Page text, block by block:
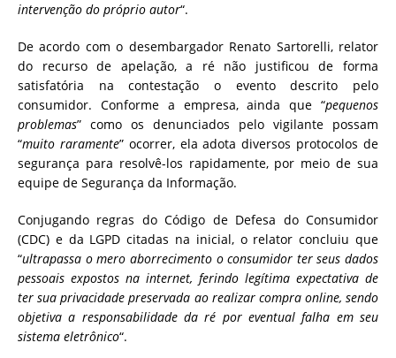
intervenção do próprio autor“.
De acordo com o desembargador Renato Sartorelli, relator
do recurso de apelação, a ré não justificou de forma
satisfatória na contestação o evento descrito pelo
consumidor. Conforme a empresa, ainda que “pequenos
problemas” como os denunciados pelo vigilante possam
“muito raramente” ocorrer, ela adota diversos protocolos de
segurança para resolvê-los rapidamente, por meio de sua
equipe de Segurança da Informação.
Conjugando regras do Código de Defesa do Consumidor
(CDC) e da LGPD citadas na inicial, o relator concluiu que
“ultrapassa o mero aborrecimento o consumidor ter seus dados
pessoais expostos na internet, ferindo legítima expectativa de
ter sua privacidade preservada ao realizar compra online, sendo
objetiva a responsabilidade da ré por eventual falha em seu
sistema eletrônico“.